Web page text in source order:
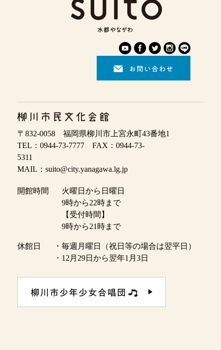
〒832-0058 福岡県柳川市上宮永町43番地1
TEL：0944-73-7777 FAX：0944-73-
5311
MAIL：suito@city.yanagawa.lg.jp
開館時間
火曜日から日曜日
9時から22時まで
【受付時間】
9時から21時まで
休館日
・毎週月曜日（祝日等の場合は翌平日）
・12月29日から翌年1月3日